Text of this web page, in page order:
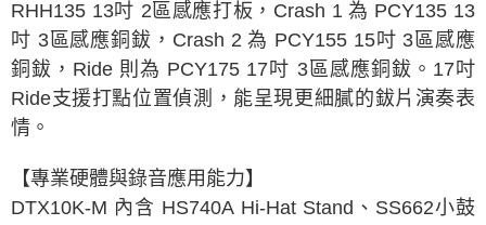
RHH135 13吋 2區感應打板，Crash 1 為 PCY135 13
吋 3區感應銅鈸，Crash 2 為 PCY155 15吋 3區感應
銅鈸，Ride 則為 PCY175 17吋 3區感應銅鈸。17吋
Ride支援打點位置偵測，能呈現更細膩的鈸片演奏表
情。
【專業硬體與錄音應用能力】
DTX10K-M 內含 HS740A Hi-Hat Stand、SS662小鼓